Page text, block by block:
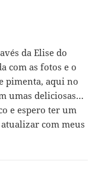
da Elise do
com as fotos e o
pimenta, aqui no
umas deliciosas…
e espero ter um
com meus